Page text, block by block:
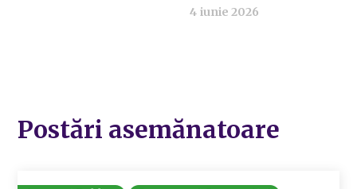
4 iunie 2026
Postări asemănatoare